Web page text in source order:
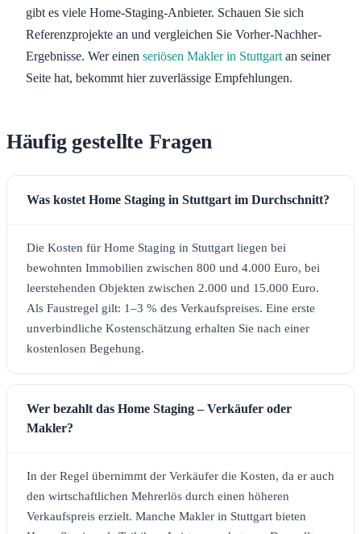
gibt es viele Home-Staging-Anbieter. Schauen Sie sich
Referenzprojekte an und vergleichen Sie Vorher-Nachher-
Ergebnisse. Wer einen seriösen Makler in Stuttgart an seiner
Seite hat, bekommt hier zuverlässige Empfehlungen.
Häufig gestellte Fragen
Was kostet Home Staging in Stuttgart im Durchschnitt?
Die Kosten für Home Staging in Stuttgart liegen bei
bewohnten Immobilien zwischen 800 und 4.000 Euro, bei
leerstehenden Objekten zwischen 2.000 und 15.000 Euro.
Als Faustregel gilt: 1–3 % des Verkaufspreises. Eine erste
unverbindliche Kostenschätzung erhalten Sie nach einer
kostenlosen Begehung.
Wer bezahlt das Home Staging – Verkäufer oder
Makler?
In der Regel übernimmt der Verkäufer die Kosten, da er auch
den wirtschaftlichen Mehrerlös durch einen höheren
Verkaufspreis erzielt. Manche Makler in Stuttgart bieten